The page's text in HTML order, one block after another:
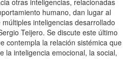
otras inteligencias, relacionadas
humano, dan lugar al
múltiples inteligencias desarrollado
Teijero. Se discute este último
contempla la relación sistémica que
la inteligencia emocional, la social,